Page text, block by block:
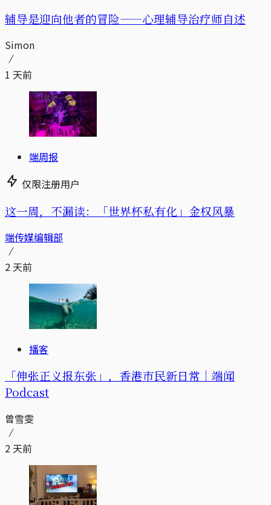
辅导是迎向他者的冒险——心理辅导治疗师自述
Simon
1 天前
端周报
仅限注册用户
这一周，不漏读：「世界杯私有化」金权风暴
端传媒编辑部
2 天前
播客
「伸张正义报东张」，香港市民新日常｜端闻
Podcast
曾雪雯
2 天前